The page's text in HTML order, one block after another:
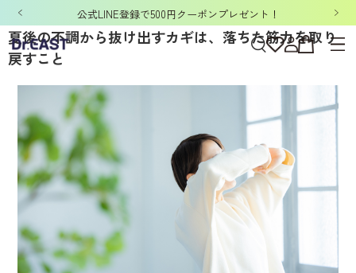
公式LINE登録で500円クーポンプレゼント！
夏後の不調から抜け出すカギは、落ちた筋力を取り
戻すこと